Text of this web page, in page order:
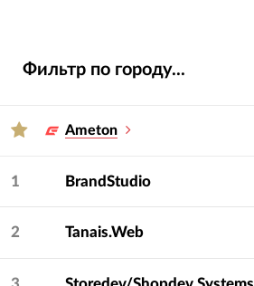
Фильтр по городу...
Ameton
1 BrandStudio
2 Tanais.Web